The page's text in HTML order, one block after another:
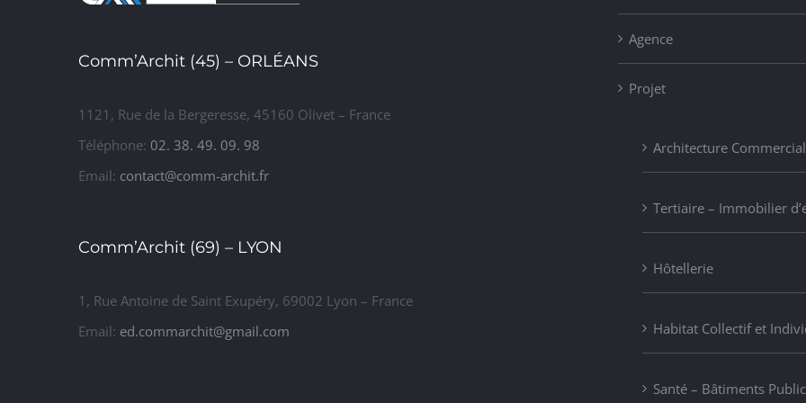
Comm’Archit (45) – ORLÉANS
1121, Rue de la Bergeresse, 45160 Olivet – France
Téléphone: 02. 38. 49. 09. 98
Email: contact@comm-archit.fr
Comm’Archit (69) – LYON
1, Rue Antoine de Saint Exupéry, 69002 Lyon – France
Email: ed.commarchit@gmail.com
Agence
Projet
Architecture
Tertiaire – Immobilier
Hôtellerie
Habitat Collectif et
Santé – Bâtiments